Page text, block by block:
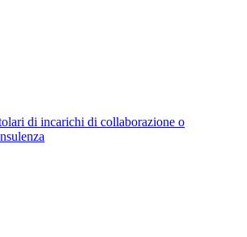
di incarichi di collaborazione o